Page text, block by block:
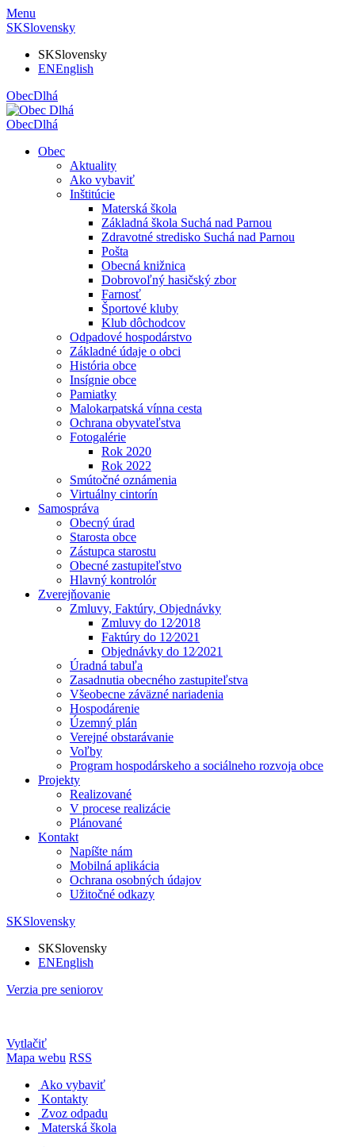
Menu
SKSlovensky
SKSlovensky
ENEnglish
ObecDlhá
ObecDlhá
Obec
Aktuality
Ako vybaviť
Inštitúcie
Materská škola
Základná škola Suchá nad Parnou
Zdravotné stredisko Suchá nad Parnou
Pošta
Obecná knižnica
Dobrovoľný hasičský zbor
Farnosť
Športové kluby
Klub dôchodcov
Odpadové hospodárstvo
Základné údaje o obci
História obce
Insígnie obce
Pamiatky
Malokarpatská vínna cesta
Ochrana obyvateľstva
Fotogalérie
Rok 2020
Rok 2022
Smútočné oznámenia
Virtuálny cintorín
Samospráva
Obecný úrad
Starosta obce
Zástupca starostu
Obecné zastupiteľstvo
Hlavný kontrolór
Zverejňovanie
Zmluvy, Faktúry, Objednávky
Zmluvy do 12⁄2018
Faktúry do 12⁄2021
Objednávky do 12⁄2021
Úradná tabuľa
Zasadnutia obecného zastupiteľstva
Všeobecne záväzné nariadenia
Hospodárenie
Územný plán
Verejné obstarávanie
Voľby
Program hospodárskeho a sociálneho rozvoja obce
Projekty
Realizované
V procese realizácie
Plánované
Kontakt
Napíšte nám
Mobilná aplikácia
Ochrana osobných údajov
Užitočné odkazy
SKSlovensky
SKSlovensky
ENEnglish
Verzia pre seniorov
Vytlačiť
Mapa webu RSS
Ako vybaviť
Kontakty
Zvoz odpadu
Materská škola